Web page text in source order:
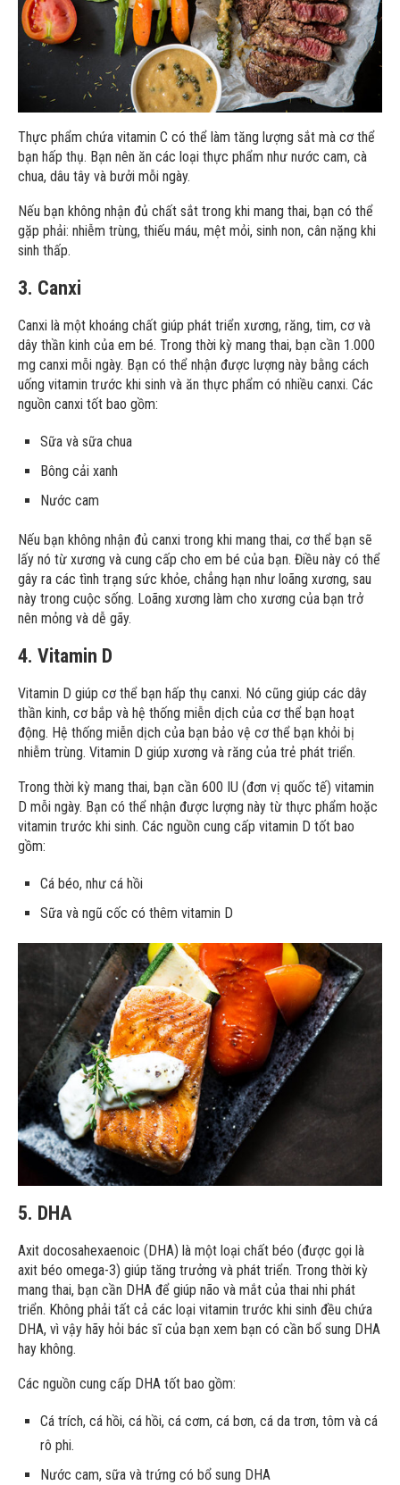
Thực phẩm chứa vitamin C có thể làm tăng lượng sắt mà cơ thể
bạn hấp thụ. Bạn nên ăn các loại thực phẩm như nước cam, cà
chua, dâu tây và bưởi mỗi ngày.
Nếu bạn không nhận đủ chất sắt trong khi mang thai, bạn có thể
gặp phải: nhiễm trùng, thiếu máu, mệt mỏi, sinh non, cân nặng khi
sinh thấp.
3. Canxi
Canxi là một khoáng chất giúp phát triển xương, răng, tim, cơ và
dây thần kinh của em bé. Trong thời kỳ mang thai, bạn cần 1.000
mg canxi mỗi ngày. Bạn có thể nhận được lượng này bằng cách
uống vitamin trước khi sinh và ăn thực phẩm có nhiều canxi. Các
nguồn canxi tốt bao gồm:
Sữa và sữa chua
Bông cải xanh
Nước cam
Nếu bạn không nhận đủ canxi trong khi mang thai, cơ thể bạn sẽ
lấy nó từ xương và cung cấp cho em bé của bạn. Điều này có thể
gây ra các tình trạng sức khỏe, chẳng hạn như loãng xương, sau
này trong cuộc sống. Loãng xương làm cho xương của bạn trở
nên mỏng và dễ gãy.
4. Vitamin D
Vitamin D giúp cơ thể bạn hấp thụ canxi. Nó cũng giúp các dây
thần kinh, cơ bắp và hệ thống miễn dịch của cơ thể bạn hoạt
động. Hệ thống miễn dịch của bạn bảo vệ cơ thể bạn khỏi bị
nhiễm trùng. Vitamin D giúp xương và răng của trẻ phát triển.
Trong thời kỳ mang thai, bạn cần 600 IU (đơn vị quốc tế) vitamin
D mỗi ngày. Bạn có thể nhận được lượng này từ thực phẩm hoặc
vitamin trước khi sinh. Các nguồn cung cấp vitamin D tốt bao
gồm:
Cá béo, như cá hồi
Sữa và ngũ cốc có thêm vitamin D
5. DHA
Axit docosahexaenoic (DHA) là một loại chất béo (được gọi là
axit béo omega-3) giúp tăng trưởng và phát triển. Trong thời kỳ
mang thai, bạn cần DHA để giúp não và mắt của thai nhi phát
triển. Không phải tất cả các loại vitamin trước khi sinh đều chứa
DHA, vì vậy hãy hỏi bác sĩ của bạn xem bạn có cần bổ sung DHA
hay không.
Các nguồn cung cấp DHA tốt bao gồm:
Cá trích, cá hồi, cá hồi, cá cơm, cá bơn, cá da trơn, tôm và cá
rô phi.
Nước cam, sữa và trứng có bổ sung DHA